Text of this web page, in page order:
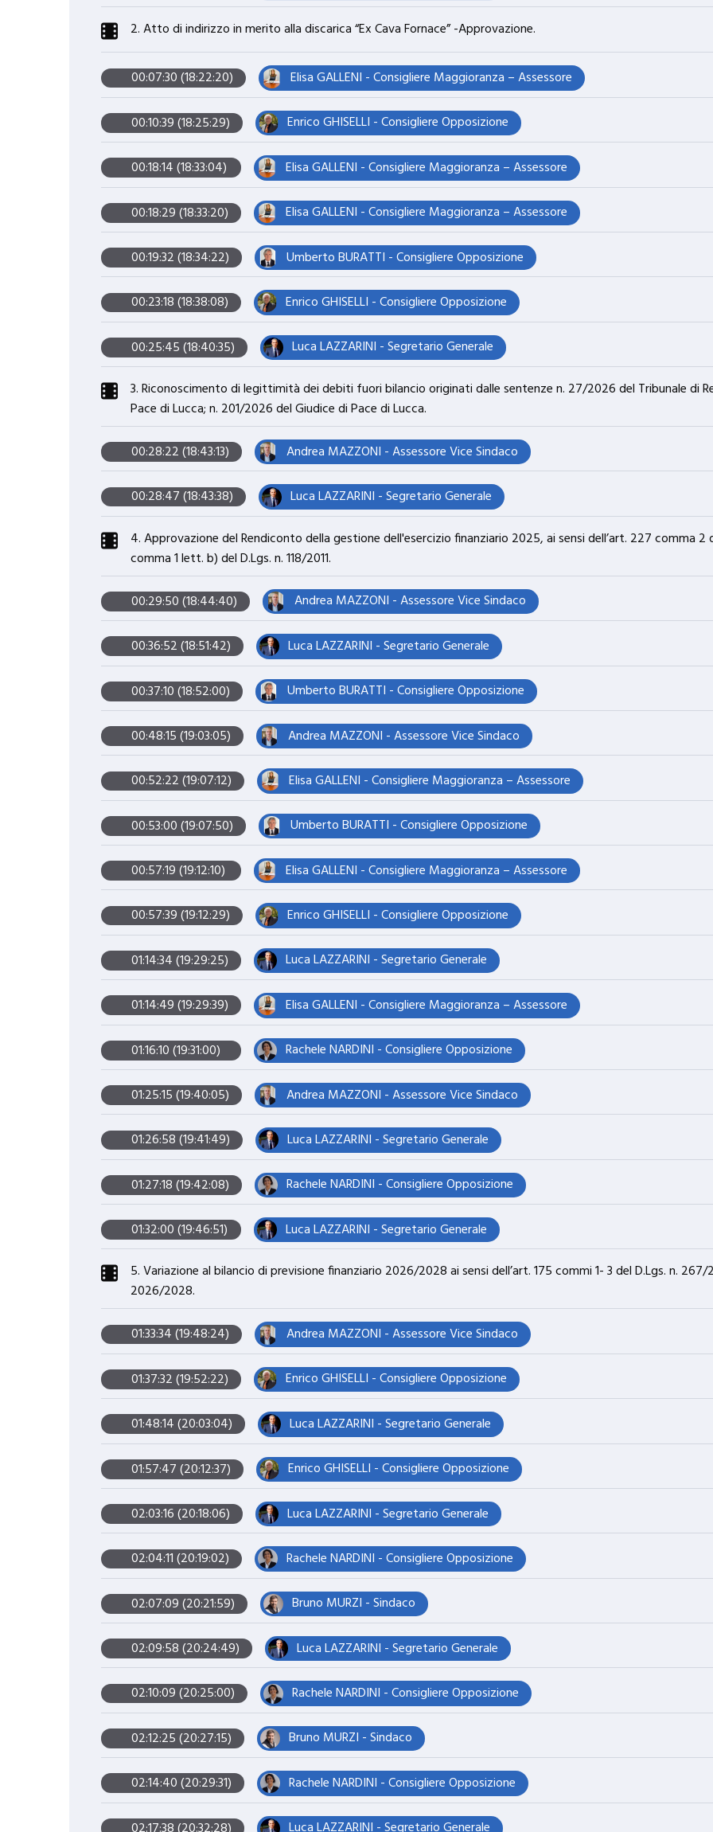
2. Atto di indirizzo in merito alla discarica “Ex Cava Fornace” -Approvazione.
00:07:30 (18:22:20) Elisa GALLENI - Consigliere Maggioranza – Assessore
00:10:39 (18:25:29) Enrico GHISELLI - Consigliere Opposizione
00:18:14 (18:33:04) Elisa GALLENI - Consigliere Maggioranza – Assessore
00:18:29 (18:33:20) Elisa GALLENI - Consigliere Maggioranza – Assessore
00:19:32 (18:34:22) Umberto BURATTI - Consigliere Opposizione
00:23:18 (18:38:08) Enrico GHISELLI - Consigliere Opposizione
00:25:45 (18:40:35) Luca LAZZARINI - Segretario Generale
3. Riconoscimento di legittimità dei debiti fuori bilancio originati dalle sentenze n. 27/2026 del Tribunale di
Pace di Lucca; n. 201/2026 del Giudice di Pace di Lucca.
00:28:22 (18:43:13) Andrea MAZZONI - Assessore Vice Sindaco
00:28:47 (18:43:38) Luca LAZZARINI - Segretario Generale
4. Approvazione del Rendiconto della gestione dell'esercizio finanziario 2025, ai sensi dell’art. 227 comma 2
comma 1 lett. b) del D.Lgs. n. 118/2011.
00:29:50 (18:44:40) Andrea MAZZONI - Assessore Vice Sindaco
00:36:52 (18:51:42) Luca LAZZARINI - Segretario Generale
00:37:10 (18:52:00) Umberto BURATTI - Consigliere Opposizione
00:48:15 (19:03:05) Andrea MAZZONI - Assessore Vice Sindaco
00:52:22 (19:07:12) Elisa GALLENI - Consigliere Maggioranza – Assessore
00:53:00 (19:07:50) Umberto BURATTI - Consigliere Opposizione
00:57:19 (19:12:10) Elisa GALLENI - Consigliere Maggioranza – Assessore
00:57:39 (19:12:29) Enrico GHISELLI - Consigliere Opposizione
01:14:34 (19:29:25) Luca LAZZARINI - Segretario Generale
01:14:49 (19:29:39) Elisa GALLENI - Consigliere Maggioranza – Assessore
01:16:10 (19:31:00) Rachele NARDINI - Consigliere Opposizione
01:25:15 (19:40:05) Andrea MAZZONI - Assessore Vice Sindaco
01:26:58 (19:41:49) Luca LAZZARINI - Segretario Generale
01:27:18 (19:42:08) Rachele NARDINI - Consigliere Opposizione
01:32:00 (19:46:51) Luca LAZZARINI - Segretario Generale
5. Variazione al bilancio di previsione finanziario 2026/2028 ai sensi dell’art. 175 commi 1- 3 del D.Lgs. n.
2026/2028.
01:33:34 (19:48:24) Andrea MAZZONI - Assessore Vice Sindaco
01:37:32 (19:52:22) Enrico GHISELLI - Consigliere Opposizione
01:48:14 (20:03:04) Luca LAZZARINI - Segretario Generale
01:57:47 (20:12:37) Enrico GHISELLI - Consigliere Opposizione
02:03:16 (20:18:06) Luca LAZZARINI - Segretario Generale
02:04:11 (20:19:02) Rachele NARDINI - Consigliere Opposizione
02:07:09 (20:21:59) Bruno MURZI - Sindaco
02:09:58 (20:24:49) Luca LAZZARINI - Segretario Generale
02:10:09 (20:25:00) Rachele NARDINI - Consigliere Opposizione
02:12:25 (20:27:15) Bruno MURZI - Sindaco
02:14:40 (20:29:31) Rachele NARDINI - Consigliere Opposizione